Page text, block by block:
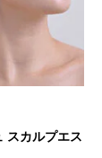
スカルプエス